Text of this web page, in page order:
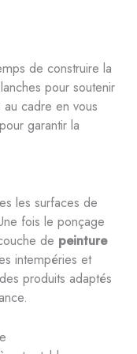
de construire la
pour soutenir
cadre en vous
garantir la
les surfaces de
fois le ponçage
de peinture
intempéries et
produits adaptés